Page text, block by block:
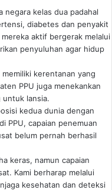
negara kelas dua padahal
diabetes dan penyakit
aktif bergerak melalui
penyuluhan agar hidup
kerentanan yang
PPU juga menekankan
untuk lansia.
kedua dunia dengan
PPU, capaian penemuan
belum pernah berhasil
keras, namun capaian
Kami berharap melalui
kesehatan dan deteksi